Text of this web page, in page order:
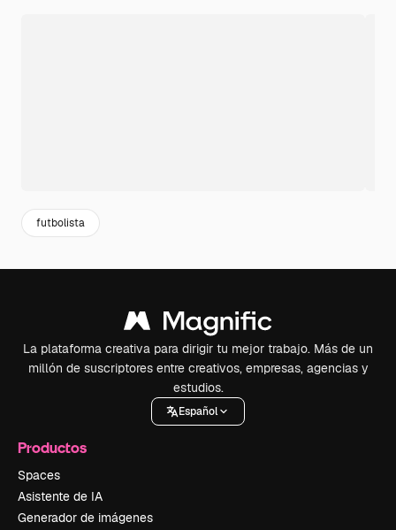
futbolista
La plataforma creativa para dirigir tu mejor trabajo. Más de un
millón de suscriptores entre creativos, empresas, agencias y
estudios.
Español
Productos
Spaces
Asistente de IA
Generador de imágenes